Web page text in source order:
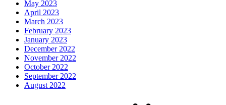
May 2023
April 2023
March 2023
February 2023
January 2023
December 2022
November 2022
October 2022
September 2022
August 2022